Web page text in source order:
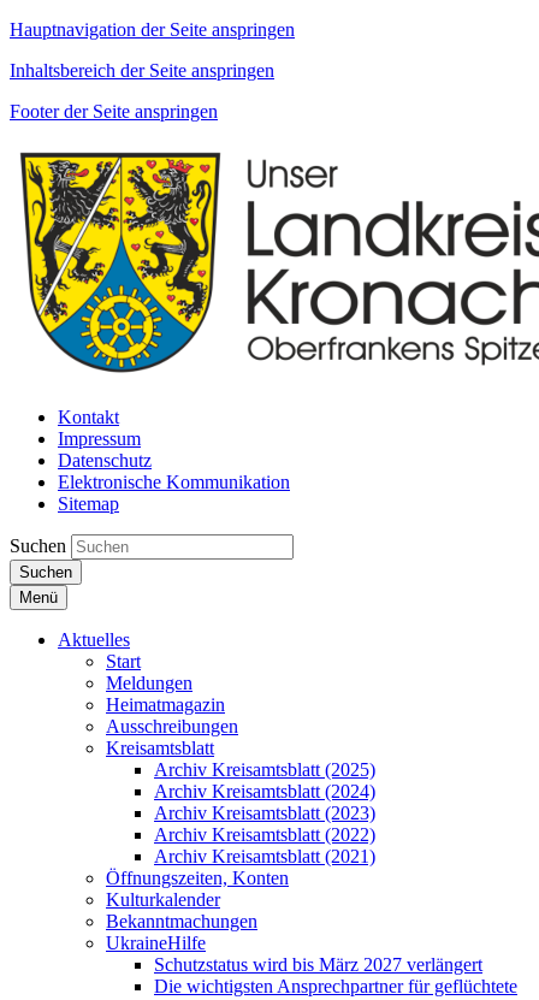
Hauptnavigation der Seite anspringen
Inhaltsbereich der Seite anspringen
Footer der Seite anspringen
Kontakt
Impressum
Datenschutz
Elektronische Kommunikation
Sitemap
Suchen
Suchen
Menü
Aktuelles
Start
Meldungen
Heimatmagazin
Ausschreibungen
Kreisamtsblatt
Archiv Kreisamtsblatt (2025)
Archiv Kreisamtsblatt (2024)
Archiv Kreisamtsblatt (2023)
Archiv Kreisamtsblatt (2022)
Archiv Kreisamtsblatt (2021)
Öffnungszeiten, Konten
Kulturkalender
Bekanntmachungen
UkraineHilfe
Schutzstatus wird bis März 2027 verlängert
Die wichtigsten Ansprechpartner für geflüchtete